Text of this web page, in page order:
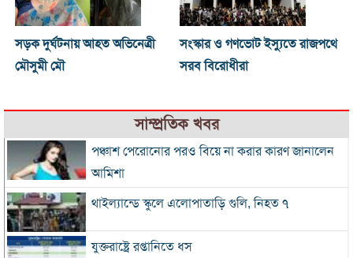
সড়ক দুর্ঘটনায় আহত অভিনেত্রী
মৌসুমী মৌ
সংস্কার ও গণভোট ইস্যুতে রাজপথে
সরব বিরোধীরা
সাম্প্রতিক খবর
পঞ্চাশ পেরোনোর পরও বিয়ে না করার কারণ জানালেন
আমিশা
থাইল্যান্ডে স্কুলে এলোপাতাড়ি গুলি, নিহত ৭
যুক্তরাষ্ট্রে রপ্তানিতে ধস